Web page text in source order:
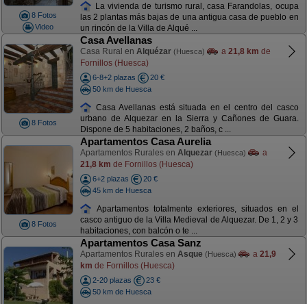
8 Fotos
Video
La vivienda de turismo rural, casa Farandolas, ocupa
las 2 plantas más bajas de una antigua casa de pueblo en
un rincón de la Villa de Alqué ...
8 Fotos
Casa Avellanas
Casa Rural en Alquézar (Huesca) a 21,8 km de
Fornillos (Huesca)
6-8+2 plazas
20 €
50 km de Huesca
Casa Avellanas está situada en el centro del casco
urbano de Alquezar en la Sierra y Cañones de Guara.
Dispone de 5 habitaciones, 2 baños, c ...
8 Fotos
Apartamentos Casa Aurelia
Apartamentos Rurales en Alquezar (Huesca)
a
21,8 km de Fornillos (Huesca)
6+2 plazas
20 €
45 km de Huesca
Apartamentos totalmente exteriores, situados en el
casco antiguo de la Villa Medieval de Alquezar. De 1, 2 y 3
habitaciones, con balcón o te ...
Apartamentos Casa Sanz
Apartamentos Rurales en Asque (Huesca) a 21,9
km de Fornillos (Huesca)
2-20 plazas
23 €
50 km de Huesca